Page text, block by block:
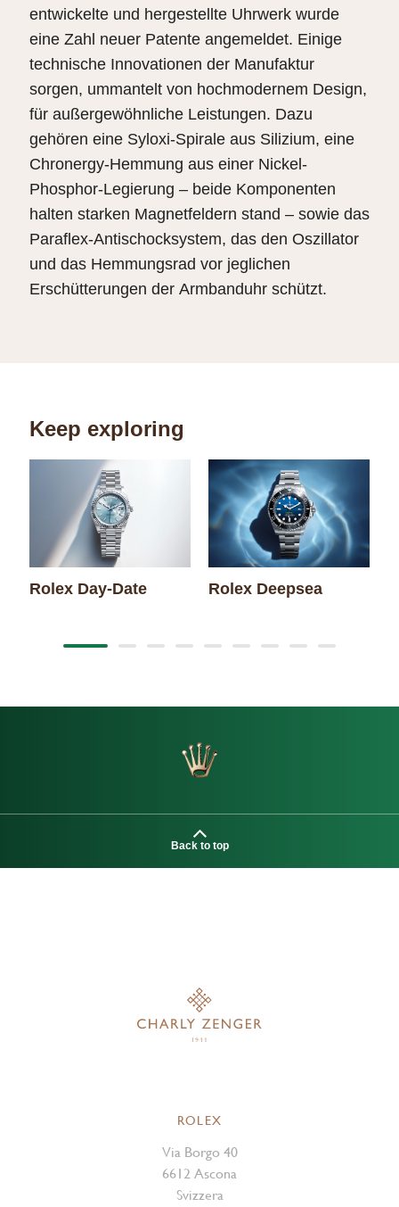
entwickelte und hergestellte Uhrwerk wurde
eine Zahl neuer Patente angemeldet. Einige
technische Innovationen der Manufaktur
sorgen, ummantelt von hochmodernem Design,
für außergewöhnliche Leistungen. Dazu
gehören eine Syloxi-Spirale aus Silizium, eine
Chronergy-Hemmung aus einer Nickel-
Phosphor-Legierung – beide Komponenten
halten starken Magnetfeldern stand – sowie das
Paraflex-Antischocksystem, das den Oszillator
und das Hemmungsrad vor jeglichen
Erschütterungen der Armbanduhr schützt.
Keep exploring
Rolex Day-Date Rolex Deepsea
Back to top
ROLEX
Via Borgo 40
6612 Ascona
Svizzera